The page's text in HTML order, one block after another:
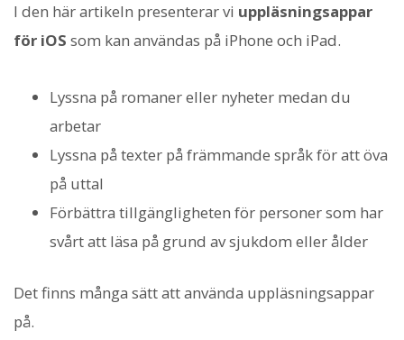
I den här artikeln presenterar vi uppläsningsappar
för iOS som kan användas på iPhone och iPad.
Lyssna på romaner eller nyheter medan du
arbetar
Lyssna på texter på främmande språk för att öva
på uttal
Förbättra tillgängligheten för personer som har
svårt att läsa på grund av sjukdom eller ålder
Det finns många sätt att använda uppläsningsappar
på.